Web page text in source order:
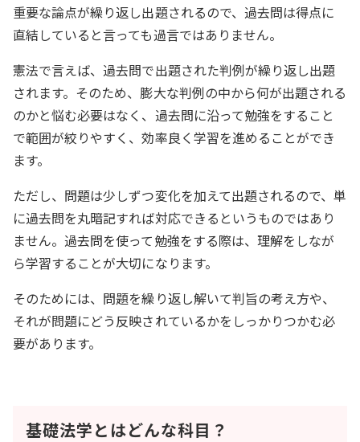
重要な論点が繰り返し出題されるので、過去問は得点に
直結していると言っても過言ではありません。
憲法で言えば、過去問で出題された判例が繰り返し出題
されます。そのため、膨大な判例の中から何が出題される
のかと悩む必要はなく、過去問に沿って勉強をすること
で範囲が絞りやすく、効率良く学習を進めることができ
ます。
ただし、問題は少しずつ変化を加えて出題されるので、単
に過去問を丸暗記すれば対応できるというものではあり
ません。過去問を使って勉強をする際は、理解をしなが
ら学習することが大切になります。
そのためには、問題を繰り返し解いて判旨の考え方や、
それが問題にどう反映されているかをしっかりつかむ必
要があります。
基礎法学とはどんな科目？